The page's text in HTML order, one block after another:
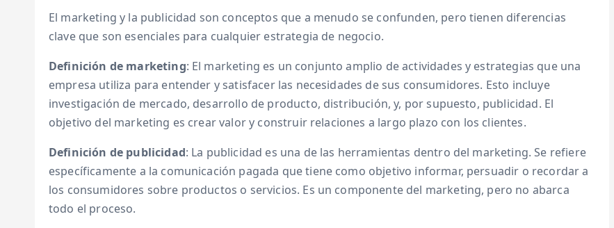
El marketing y la publicidad son conceptos que a menudo se confunden, pero tienen diferencias
clave que son esenciales para cualquier estrategia de negocio.
Definición de marketing: El marketing es un conjunto amplio de actividades y estrategias que una
empresa utiliza para entender y satisfacer las necesidades de sus consumidores. Esto incluye
investigación de mercado, desarrollo de producto, distribución, y, por supuesto, publicidad. El
objetivo del marketing es crear valor y construir relaciones a largo plazo con los clientes.
Definición de publicidad: La publicidad es una de las herramientas dentro del marketing. Se refiere
específicamente a la comunicación pagada que tiene como objetivo informar, persuadir o recordar a
los consumidores sobre productos o servicios. Es un componente del marketing, pero no abarca
todo el proceso.